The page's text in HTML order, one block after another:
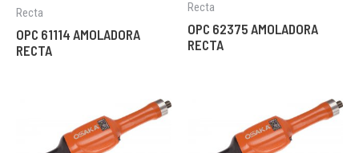
Recta
OPC 61114 AMOLADORA
RECTA
Recta
OPC 62375 AMOLADORA
RECTA